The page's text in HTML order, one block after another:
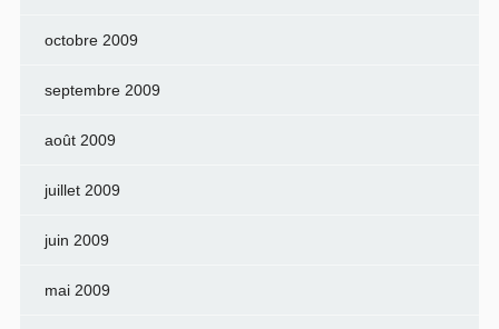
octobre 2009
septembre 2009
août 2009
juillet 2009
juin 2009
mai 2009